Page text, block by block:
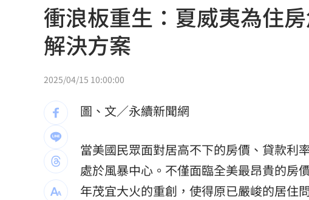
昔嗆擋疫苗！慈濟遭詐10億 國民黨拒道歉
假借無塵室走道窄 工程師屢對女同事襲臀
妖股連4漲遭八卦鏡收服 被動元件一片綠
9/7充公！5張千萬發票沒人領 地點一次看
獨／家樓梯門口重摔 李亞萍路邊倒地送醫 11:32
台灣上市賣破8百輛！油電休旅80萬有找 11:30
衝浪板重生：夏威夷為住
解決方案
2025/04/15 10:00:00
圖、文／永續新聞網
當美國民眾面對居高不下的房價、貸款利
處於風暴中心。不僅面臨全美最昂貴的房
年茂宜大火的重創，使得原已嚴峻的居住